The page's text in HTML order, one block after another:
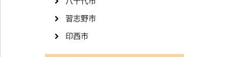
習志野市
印西市